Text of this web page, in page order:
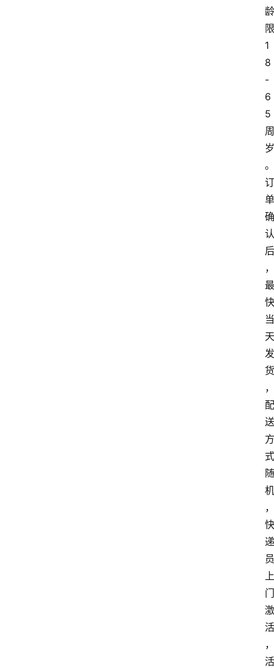
龄
限
1
8
-
6
5
周
岁
。
订
单
确
认
后
，
最
快
当
天
发
货
，
配
送
方
式
随
机
，
快
递
员
上
门
激
活
，
活